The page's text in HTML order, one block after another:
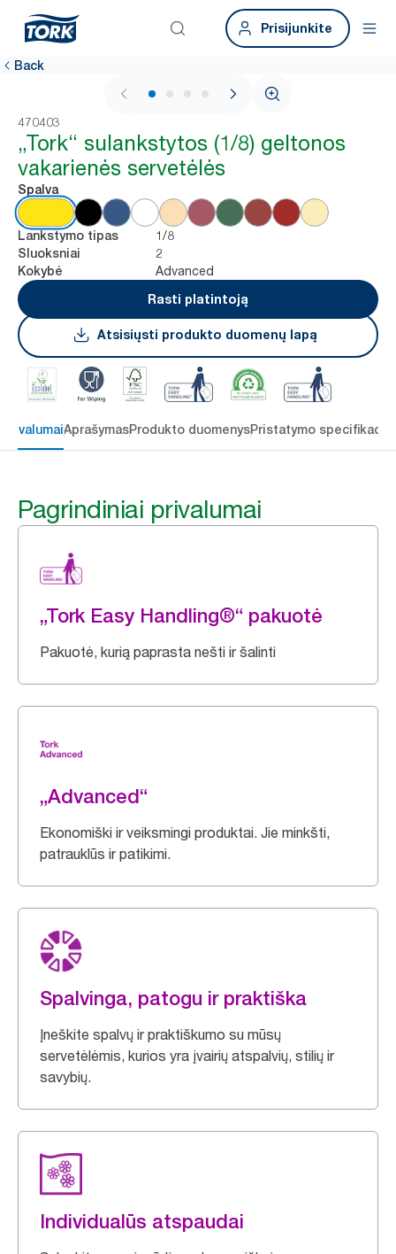
Prisijunkite
Back
1 / 4
470403
„Tork“ sulankstytos (1/8) geltonos
vakarienės servetėlės
Spalva
Lankstymo tipas 1/8
Sluoksniai 2
Kokybė
Advanced
Rasti platintoją
Atsisiųsti produkto duomenų lapą
AprašymasProdukto duomenysPristatymo
Pagrindiniai privalumai
„Tork Easy Handling®“ pakuotė
Pakuotė, kurią paprasta nešti ir šalinti
„Advanced“
Ekonomiški ir veiksmingi produktai. Jie minkšti,
patrauklūs ir patikimi.
Spalvinga, patogu ir praktiška
Įneškite spalvų ir praktiškumo su mūsų
servetėlėmis, kurios yra įvairių atspalvių, stilių ir
savybių.
Individualūs atspaudai